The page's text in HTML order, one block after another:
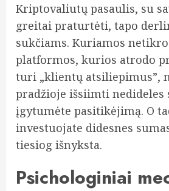
Kriptovaliutų pasaulis, su
greitai praturtėti, tapo
sukčiams. Kuriamos
platformos, kurios atrodo
turi „klientų atsiliepimus”,
pradžioje išsiimti nedideles
įgytumėte pasitikėjimą. O
investuojate didesnes
tiesiog išnyksta.
Psichologiniai